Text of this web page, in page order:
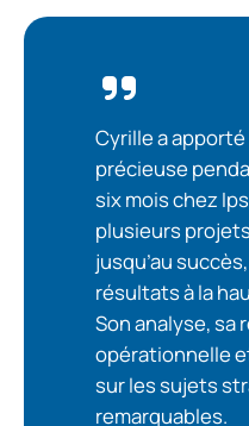
Cyrille a
précieuse
six mois chez
plusieurs
jusqu’au
résultats à la
Son analyse, sa
opérationnelle
sur les sujets
remarquables.